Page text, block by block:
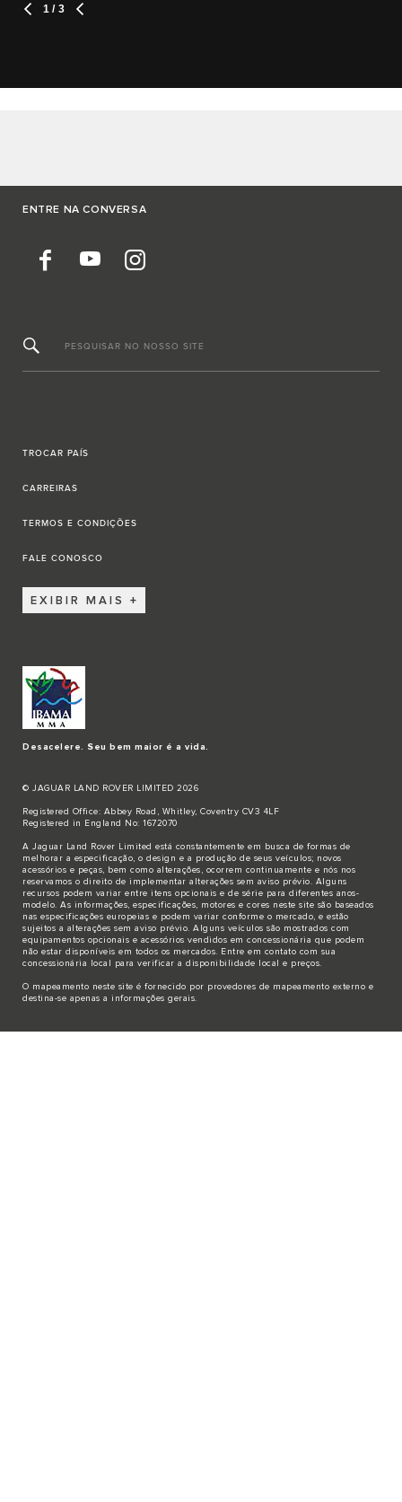
1 / 3
ENTRE NA CONVERSA
PESQUISAR NO NOSSO SITE
TROCAR PAÍS
CARREIRAS
TERMOS E CONDIÇÕES
FALE CONOSCO
EXIBIR MAIS
Desacelere. Seu bem maior é a vida.
© JAGUAR LAND ROVER LIMITED 2026
Registered Office: Abbey Road, Whitley, Coventry CV3 4LF
Registered in England No: 1672070
A Jaguar Land Rover Limited está constantemente em busca de formas de
melhorar a especificação, o design e a produção de seus veículos; novos
acessórios e peças, bem como alterações, ocorrem continuamente e nós nos
reservamos o direito de implementar alterações sem aviso prévio. Alguns
recursos podem variar entre itens opcionais e de série para diferentes anos-
modelo. As informações, especificações, motores e cores neste site são baseados
nas especificações europeias e podem variar conforme o mercado, e estão
sujeitos a alterações sem aviso prévio. Alguns veículos são mostrados com
equipamentos opcionais e acessórios vendidos em concessionária que podem
não estar disponíveis em todos os mercados. Entre em contato com sua
concessionária local para verificar a disponibilidade local e preços.
O mapeamento neste site é fornecido por provedores de mapeamento externo e
destina-se apenas a informações gerais.